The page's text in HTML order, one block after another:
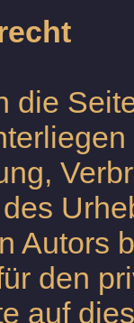
die
Autors
den
auf